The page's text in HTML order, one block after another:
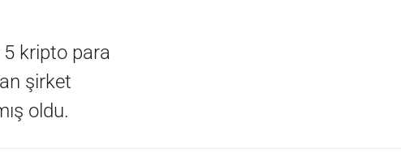
kripto para
şirket
oldu.